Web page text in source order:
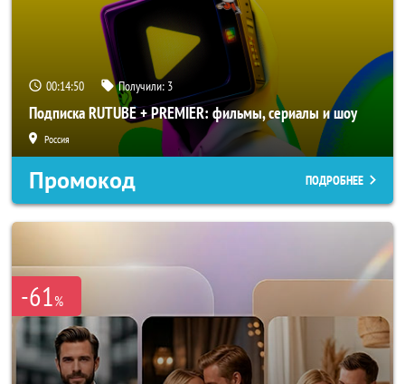
00:14:48 Получили: 3
Подписка RUTUBE + PREMIER: фильмы, сериалы и шоу
Россия
Промокод ПОДРОБНЕЕ
-61%